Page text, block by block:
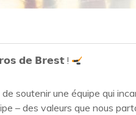
𝗱𝗲 𝗕𝗿𝗲𝘀𝘁 !
soutenir une équipe qui
– des valeurs que nous